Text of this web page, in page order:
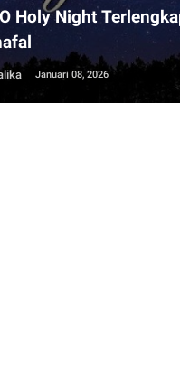
Holy Night
Januari 08, 2026